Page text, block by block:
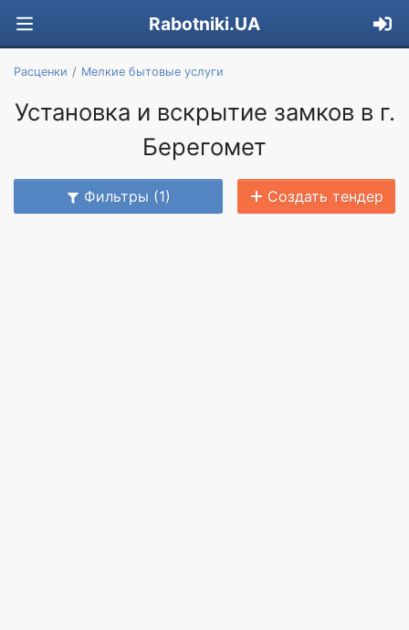
Rabotniki.UA
Расценки Мелкие бытовые услуги
Установка и вскрытие замков в г.
Берегомет
Фильтры (1) Создать тендер